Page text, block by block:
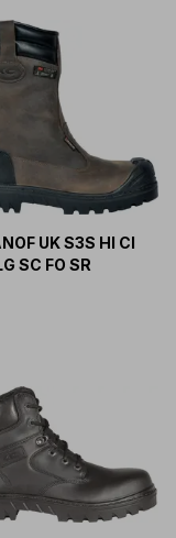
UK S3S HI CI
SC FO SR